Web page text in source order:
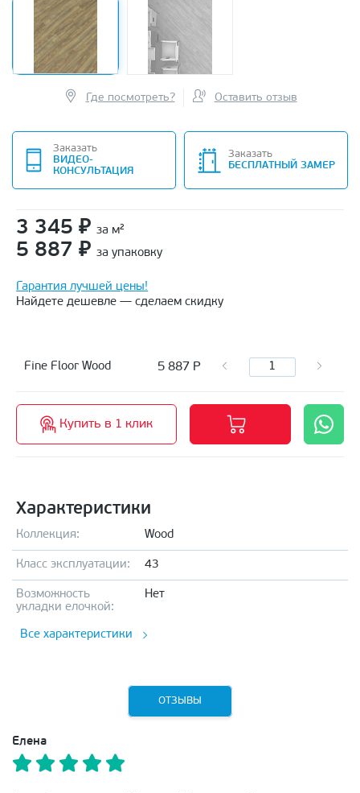
Где посмотреть? Оставить отзыв
Заказать
ВИДЕО-
КОНСУЛЬТАЦИЯ
Заказать
БЕСПЛАТНЫЙ ЗАМЕР
3 345 ₽ за м²
5 887 ₽ за упаковку
Гарантия лучшей цены!
Найдете дешевле — сделаем скидку
Fine Floor Wood 5 887 Р
Купить в 1 клик
Характеристики
Коллекция: Wood
Класс эксплуатации: 43
Возможность
укладки елочкой:
Нет
Все характеристики
ОТЗЫВЫ
Елена